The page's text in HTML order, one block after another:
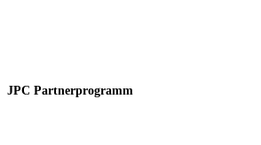
JPC Partnerprogramm